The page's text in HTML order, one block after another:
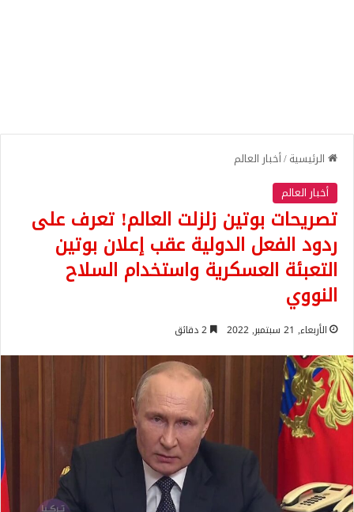
الرئيسية/أخبار العالم
أخبار العالم
تصريحات بوتين زلزلت العالم! تعرف على
ردود الفعل الدولية عقب إعلان بوتين
التعبئة العسكرية واستخدام السلاح
النووي
الأربعاء, 21 سبتمبر, 2022